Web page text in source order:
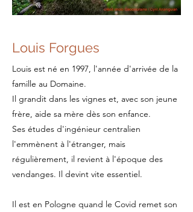
Louis Forgues
Louis est né en 1997, l'année d'arrivée de la
famille au Domaine.
Il grandit dans les vignes et, avec son jeune
frère, aide sa mère dès son enfance.
Ses études d'ingénieur centralien
l'emmènent à l'étranger, mais
régulièrement, il revient à l'époque des
vendanges. Il devint vite essentiel.
Il est en Pologne quand le Covid remet son